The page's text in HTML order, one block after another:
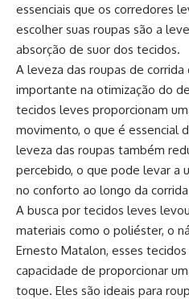
essenciais que os corredores
escolher suas roupas são a
absorção de suor dos tecidos.
A leveza das roupas de
importante na otimização do
tecidos leves proporcionam
movimento, o que é essencial
leveza das roupas também
percebido, o que pode levar a
no conforto ao longo da
A busca por tecidos leves
materiais como o poliéster, o
Ernesto Matalon, esses
capacidade de proporcionar
toque. Eles são ideais para